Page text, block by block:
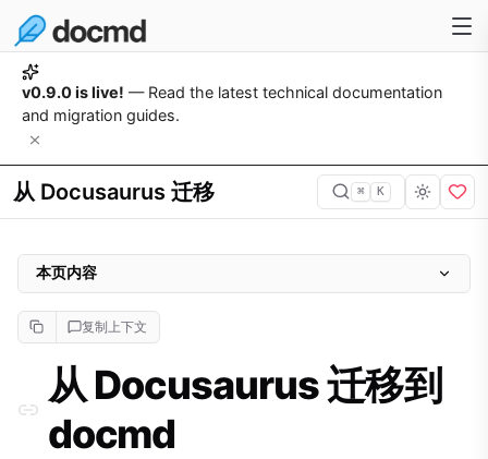
v0.9.0 is live! — Read the latest technical documentation
and migration guides.
从 Docusaurus 迁移 ⌘ K
复制上下文
从 Docusaurus 迁移到
docmd
本页内容
从 Docusaurus 迁移到 docmd
第 1 步：运行迁移引擎
自动发生的更改
第 2 步：测试设置